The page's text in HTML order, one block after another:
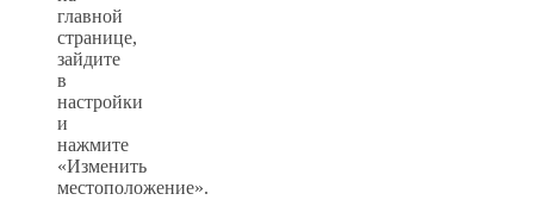
главной
странице,
зайдите
в
настройки
и
нажмите
«Изменить
местоположение».